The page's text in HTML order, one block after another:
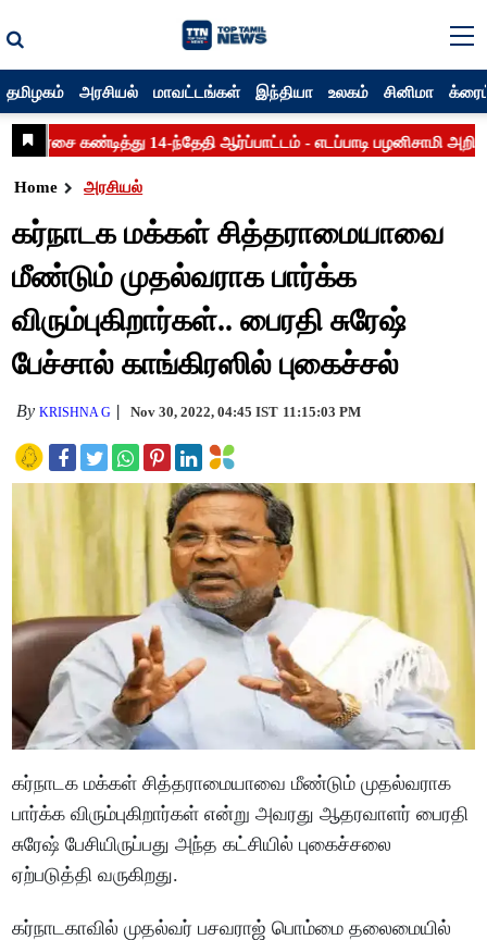
தமிழகம் அரசியல் மாவட்டங்கள் இந்தியா உலகம் சினிமா
Home அரசியல்
கர்நாடக மக்கள் சித்தராமையாவை
மீண்டும் முதல்வராக பார்க்க
விரும்புகிறார்கள்.. பைரதி சுரேஷ்
பேச்சால் காங்கிரஸில் புகைச்சல்
ByKRISHNA G Nov 30, 2022, 04:45 IST 11:15:03 PM
கர்நாடக மக்கள் சித்தராமையாவை மீண்டும் முதல்வராக
பார்க்க விரும்புகிறார்கள் என்று அவரது ஆதரவாளர் பைரதி
சுரேஷ் பேசியிருப்பது அந்த கட்சியில் புகைச்சலை
ஏற்படுத்தி வருகிறது.
கர்நாடகாவில் முதல்வர் பசவராஜ் பொம்மை தலைமையில்